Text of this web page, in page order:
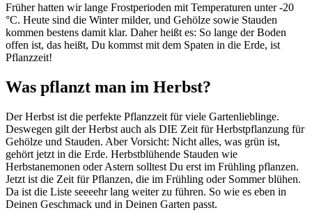
Früher hatten wir lange Frostperioden mit Temperaturen unter -20
°C. Heute sind die Winter milder, und Gehölze sowie Stauden
kommen bestens damit klar. Daher heißt es: So lange der Boden
offen ist, das heißt, Du kommst mit dem Spaten in die Erde, ist
Pflanzzeit!
Was pflanzt man im Herbst?
Der Herbst ist die perfekte Pflanzzeit für viele Gartenlieblinge.
Deswegen gilt der Herbst auch als DIE Zeit für Herbstpflanzung für
Gehölze und Stauden. Aber Vorsicht: Nicht alles, was grün ist,
gehört jetzt in die Erde. Herbstblühende Stauden wie
Herbstanemonen oder Astern solltest Du erst im Frühling pflanzen.
Jetzt ist die Zeit für Pflanzen, die im Frühling oder Sommer blühen.
Da ist die Liste seeeehr lang weiter zu führen. So wie es eben in
Deinen Geschmack und in Deinen Garten passt.